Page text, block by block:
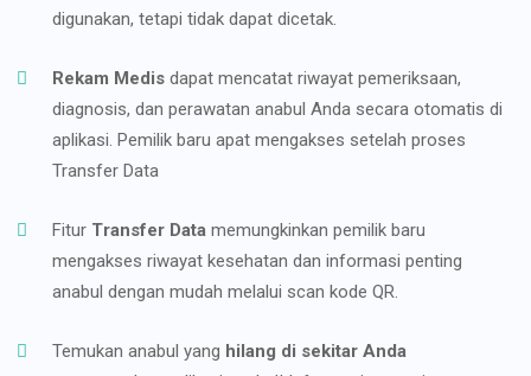
digunakan, tetapi tidak dapat dicetak.
Rekam Medis dapat mencatat riwayat pemeriksaan,
diagnosis, dan perawatan anabul Anda secara otomatis di
aplikasi. Pemilik baru apat mengakses setelah proses
Transfer Data
Fitur Transfer Data memungkinkan pemilik baru
mengakses riwayat kesehatan dan informasi penting
anabul dengan mudah melalui scan kode QR.
Temukan anabul yang hilang di sekitar Anda